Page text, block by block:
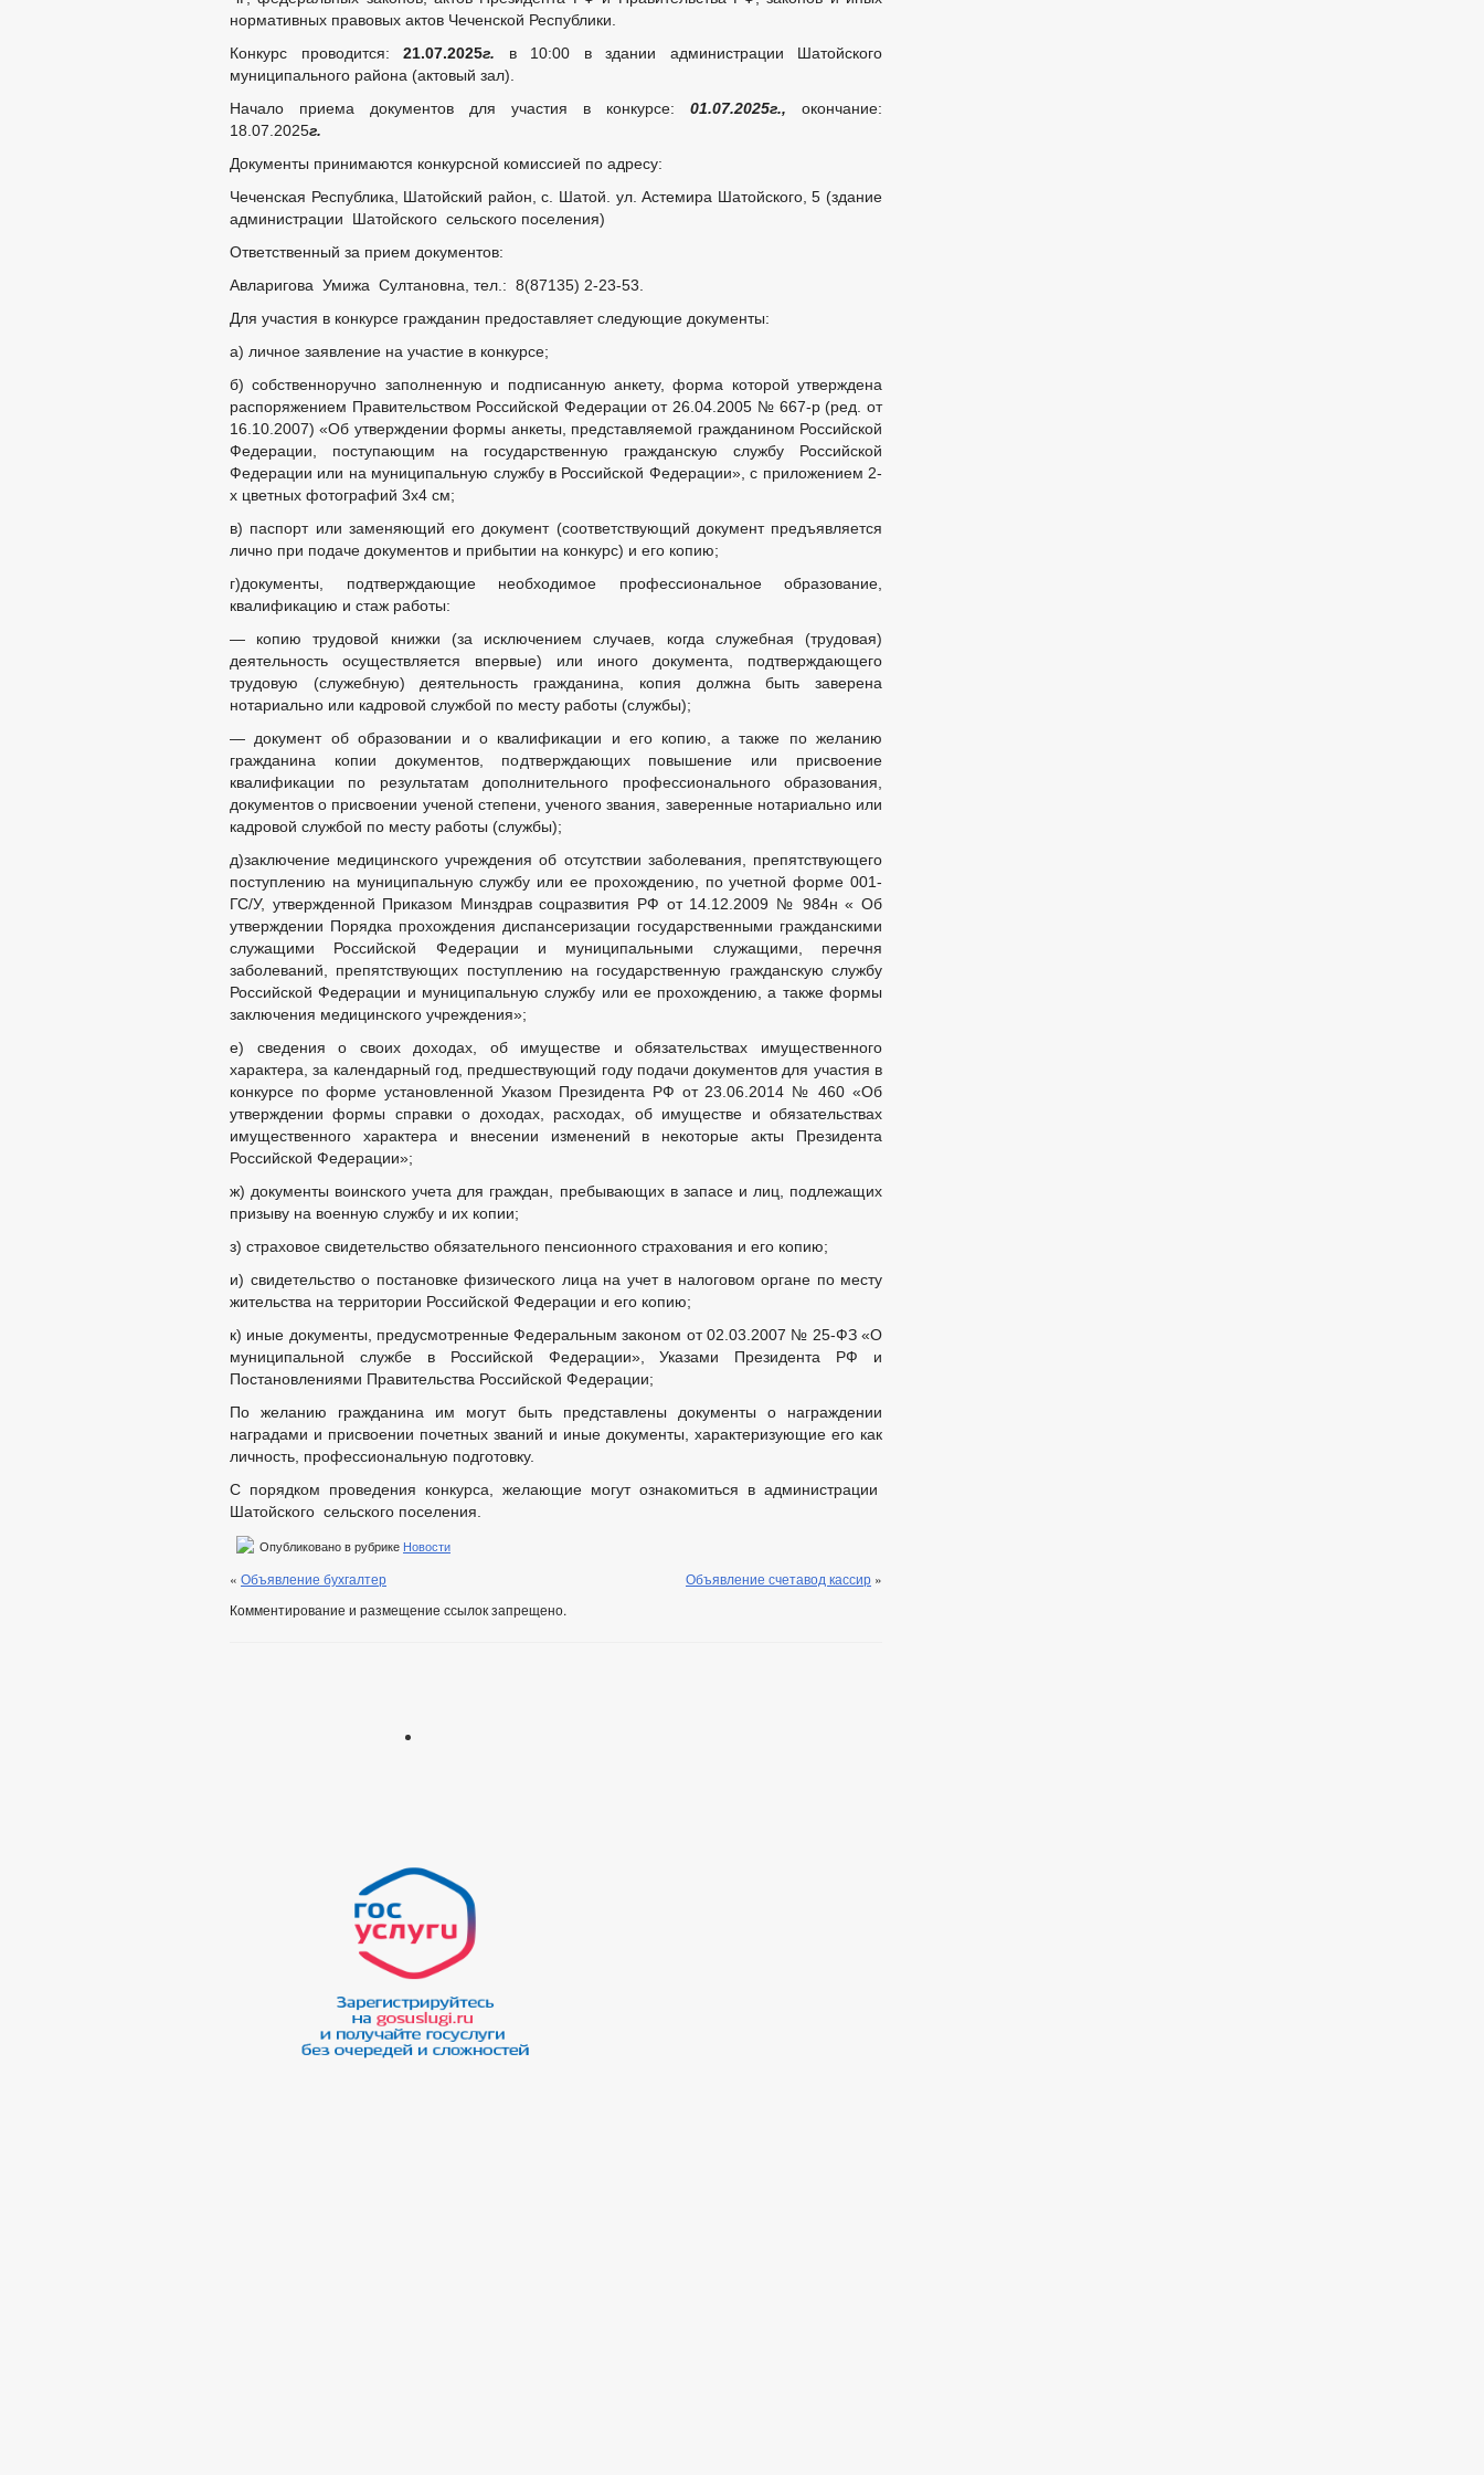
ФОРМЫ ДОКУМЕНТОВ, СВЯЗАННЫХ С ПРОТИВОДЕЙСТВИЕМ КОРРУПЦИИ, ДЛЯ ЗАПОЛНЕНИЯ
КОМИССИЯ ПО СОБЛЮДЕНИЮ ТРЕБОВАНИЙ К СЛУЖЕБНОМУ ПОВЕДЕНИЮ И УРЕГУЛИРОВАНИЮ КОНФЛИКТА ИНТЕРЕСОВ
ОБРАТНАЯ СВЯЗЬ ДЛЯ СООБЩЕНИЯ О ФАКТАХ КОРРУПЦИИ
ПРАВОВЫЕ АКТЫ
УСТАВ РЕШЕНИЯ ПРИКАЗЫ ПРОЕКТЫ К ОБСУЖДЕНИЮ
ОЦЕНКА РЕГУЛИРУЮЩЕГО ВОЗДЕЙСТВИЯ
НОРМАТИВНЫЕ ПРАВОВЫЕ АКТЫ В СФЕРЕ ОРВ
МУНИЦИПАЛЬНЫЕ НПА В СФЕРЕ ОРВ И ОФВ И ЭКСПЕРТИЗЫ
ПЛАНЫ ПРОВЕДЕНИЯ ЭКСПЕРТИЗЫ
ПУБЛИЧНЫЕ КОНСУЛЬТАЦИИ
СВОДНЫЕ ОТЧЕТЫ ОБ ОРВ
ЭКСПЕРТНЫЕ ЗАКЛЮЧЕНИЯ ОБ ОРВ
ПОРЯДОК ОБЖАЛОВАНИЯ НПА
КОНФИДЕНЦИАЛЬНАЯ ПОЛИТИКА
АДМИНИСТРАТИВНЫЕ РЕГЛАМЕНТЫ
ПОСТАНОВЛЕНИЯ АДМИНИСТРАЦИИ
ФЕДЕРАЛЬНЫЕ ЗАКОНЫ
БЮДЖЕТ
ОТЧЕТ ОБ ИСПОЛНЕНИИ БЮДЖЕТА
_
МУНИЦИПАЛЬНЫЕ УСЛУГИ
ФОРМЫ ЗАЯВЛЕНИЙ ПО МУНИЦИПАЛЬНЫМ УСЛУГАМ
СТАНДАРТЫ МУНИЦИПАЛЬНЫХ УСЛУГ
НОРМАТИВНО-ПРАВОВЫЕ АКТЫ
МУНИЦИПАЛЬНЫЕ УСЛУГИ
ПРИЕМ ГРАЖДАН
ОБРАЩЕНИЕ К ГЛАВЕ ИНТЕРНЕТ ПРИЕМНАЯ
ГРАФИК ПРИЕМА ГРАЖДАН
РЕГЛАМЕНТ РАССМОТРЕНИЯ ОБРАЩЕНИЙ
нормативных правовых актов Чеченской Республики.
Конкурс проводится: 21.07.2025г. в 10:00 в здании администрации Шатойского
муниципального района (актовый зал).
Начало приема документов для участия в конкурсе: 01.07.2025г., окончание:
18.07.2025г.
Документы принимаются конкурсной комиссией по адресу:
Чеченская Республика, Шатойский район, с. Шатой. ул. Астемира Шатойского, 5 (здание
администрации Шатойского сельского поселения)
Ответственный за прием документов:
Авларигова Умижа Султановна, тел.: 8(87135) 2-23-53.
Для участия в конкурсе гражданин предоставляет следующие документы:
а) личное заявление на участие в конкурсе;
б) собственноручно заполненную и подписанную анкету, форма которой утверждена
распоряжением Правительством Российской Федерации от 26.04.2005 № 667-р (ред. от
16.10.2007) «Об утверждении формы анкеты, представляемой гражданином Российской
Федерации, поступающим на государственную гражданскую службу Российской
Федерации или на муниципальную службу в Российской Федерации», с приложением 2-
х цветных фотографий 3х4 см;
в) паспорт или заменяющий его документ (соответствующий документ предъявляется
лично при подаче документов и прибытии на конкурс) и его копию;
г)документы, подтверждающие необходимое профессиональное образование,
квалификацию и стаж работы:
— копию трудовой книжки (за исключением случаев, когда служебная (трудовая)
деятельность осуществляется впервые) или иного документа, подтверждающего
трудовую (служебную) деятельность гражданина, копия должна быть заверена
нотариально или кадровой службой по месту работы (службы);
— документ об образовании и о квалификации и его копию, а также по желанию
гражданина копии документов, подтверждающих повышение или присвоение
квалификации по результатам дополнительного профессионального образования,
документов о присвоении ученой степени, ученого звания, заверенные нотариально или
кадровой службой по месту работы (службы);
д)заключение медицинского учреждения об отсутствии заболевания, препятствующего
поступлению на муниципальную службу или ее прохождению, по учетной форме 001-
ГС/У, утвержденной Приказом Минздрав соцразвития РФ от 14.12.2009 № 984н « Об
утверждении Порядка прохождения диспансеризации государственными гражданскими
служащими Российской Федерации и муниципальными служащими, перечня
заболеваний, препятствующих поступлению на государственную гражданскую службу
Российской Федерации и муниципальную службу или ее прохождению, а также формы
заключения медицинского учреждения»;
е) сведения о своих доходах, об имуществе и обязательствах имущественного
характера, за календарный год, предшествующий году подачи документов для участия в
конкурсе по форме установленной Указом Президента РФ от 23.06.2014 № 460 «Об
утверждении формы справки о доходах, расходах, об имуществе и обязательствах
имущественного характера и внесении изменений в некоторые акты Президента
Российской Федерации»;
ж) документы воинского учета для граждан, пребывающих в запасе и лиц, подлежащих
призыву на военную службу и их копии;
з) страховое свидетельство обязательного пенсионного страхования и его копию;
и) свидетельство о постановке физического лица на учет в налоговом органе по месту
жительства на территории Российской Федерации и его копию;
к) иные документы, предусмотренные Федеральным законом от 02.03.2007 № 25-ФЗ «О
муниципальной службе в Российской Федерации», Указами Президента РФ и
Постановлениями Правительства Российской Федерации;
По желанию гражданина им могут быть представлены документы о награждении
наградами и присвоении почетных званий и иные документы, характеризующие его как
личность, профессиональную подготовку.
С порядком проведения конкурса, желающие могут ознакомиться в администрации
Шатойского сельского поселения.
Опубликовано в рубрике Новости
« Объявление бухгалтер Объявление счетавод кассир »
Комментирование и размещение ссылок запрещено.